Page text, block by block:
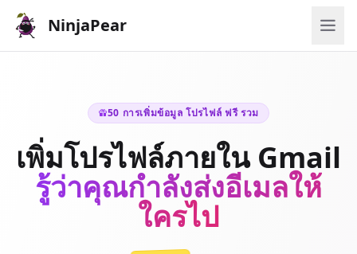
NinjaPear
50 การเพิ่มข้อมูล โปรไฟล์ ฟรี รวม
เพิ่มโปรไฟล์ภายใน Gmail
รู้ว่าคุณกำลังส่งอีเมลให้
ใครไป